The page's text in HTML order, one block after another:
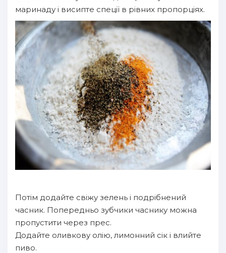
маринаду і висипте спеції в рівних пропорціях.
Потім додайте свіжу зелень і подрібнений
часник. Попередньо зубчики часнику можна
пропустити через прес.
Додайте оливкову олію, лимонний сік і влийте
пиво.